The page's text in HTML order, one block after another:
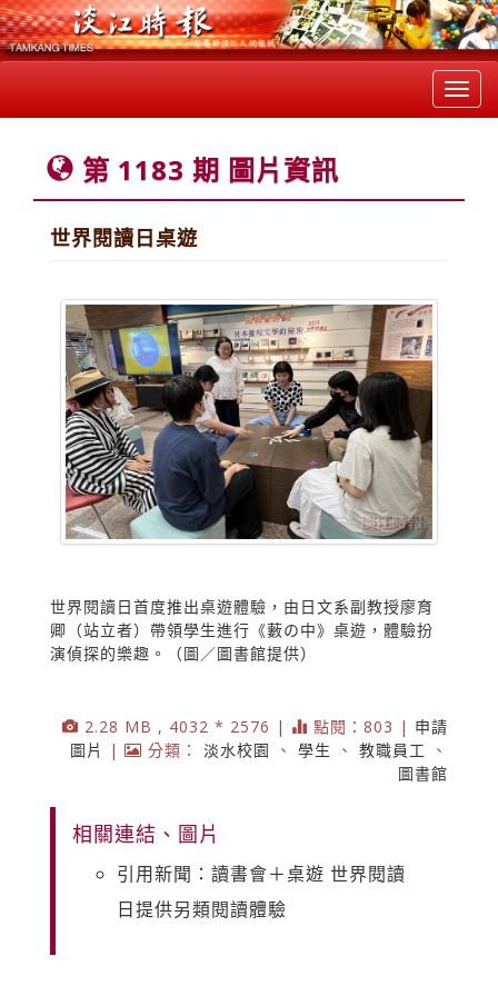
第 1183 期 圖片資訊
世界閱讀日桌遊
世界閱讀日首度推出桌遊體驗，由日文系副教授廖育
卿（站立者）帶領學生進行《藪の中》桌遊，體驗扮
演偵探的樂趣。（圖／圖書館提供）
2.28 MB , 4032 * 2576 | 點閱：803 | 申請
圖片
| 分類： 淡水校園 、 學生 、 教職員工
、
圖書館
相關連結、圖片
引用新聞：讀書會＋桌遊 世界閱讀
日提供另類閱讀體驗